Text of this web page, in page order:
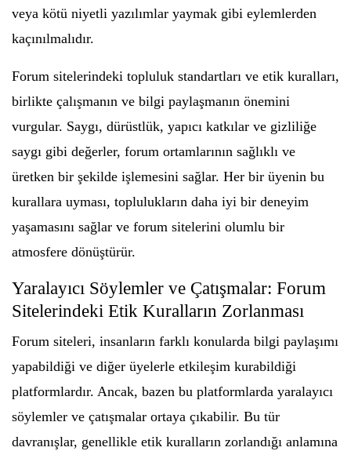
veya kötü niyetli yazılımlar yaymak gibi eylemlerden
kaçınılmalıdır.
Forum sitelerindeki topluluk standartları ve etik kuralları,
birlikte çalışmanın ve bilgi paylaşmanın önemini
vurgular. Saygı, dürüstlük, yapıcı katkılar ve gizliliğe
saygı gibi değerler, forum ortamlarının sağlıklı ve
üretken bir şekilde işlemesini sağlar. Her bir üyenin bu
kurallara uyması, toplulukların daha iyi bir deneyim
yaşamasını sağlar ve forum sitelerini olumlu bir
atmosfere dönüştürür.
Yaralayıcı Söylemler ve Çatışmalar: Forum
Sitelerindeki Etik Kuralların Zorlanması
Forum siteleri, insanların farklı konularda bilgi paylaşımı
yapabildiği ve diğer üyelerle etkileşim kurabildiği
platformlardır. Ancak, bazen bu platformlarda yaralayıcı
söylemler ve çatışmalar ortaya çıkabilir. Bu tür
davranışlar, genellikle etik kuralların zorlandığı anlamına